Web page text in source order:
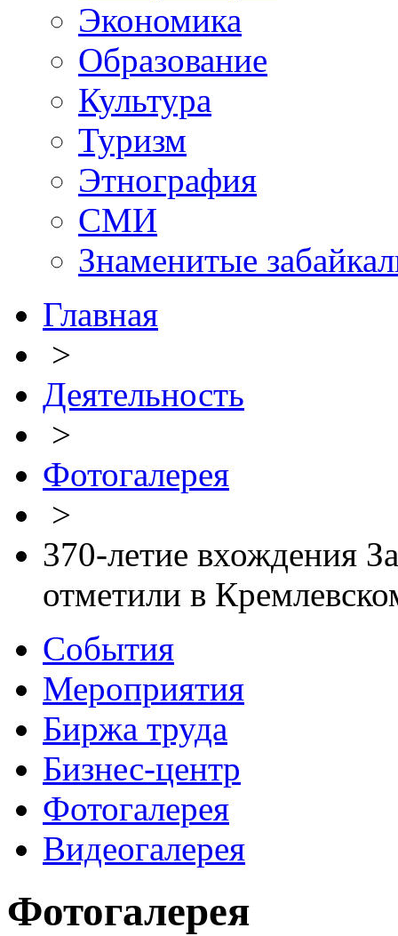
Экономика
Образование
Культура
Туризм
Этнография
СМИ
Знаменитые
Главная
>
Деятельность
>
Фотогалерея
>
370-летие вхождения
отметили в
События
Мероприятия
Биржа труда
Бизнес-центр
Фотогалерея
Видеогалерея
Фотогалерея